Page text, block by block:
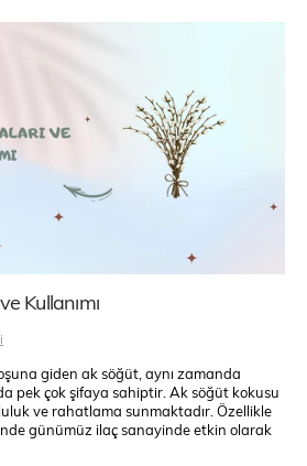
Kullanımı
giden ak söğüt, aynı zamanda
pek çok şifaya sahiptir. Ak söğüt kokusu
ve rahatlama sunmaktadır. Özellikle
günümüz ilaç sanayinde etkin olarak